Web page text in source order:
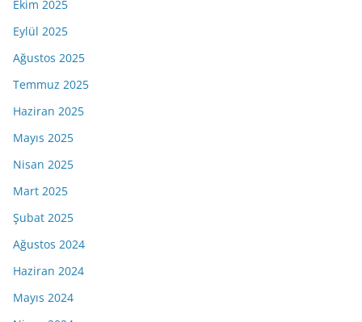
Ekim 2025
Eylül 2025
Ağustos 2025
Temmuz 2025
Haziran 2025
Mayıs 2025
Nisan 2025
Mart 2025
Şubat 2025
Ağustos 2024
Haziran 2024
Mayıs 2024